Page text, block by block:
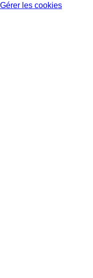
Gérer les cookies